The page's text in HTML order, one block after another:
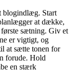
blogindlæg. Start
at dække,
første sætning. Giv et
er vigtigt, og
at sætte tonen for
forude. Hold
en stærk